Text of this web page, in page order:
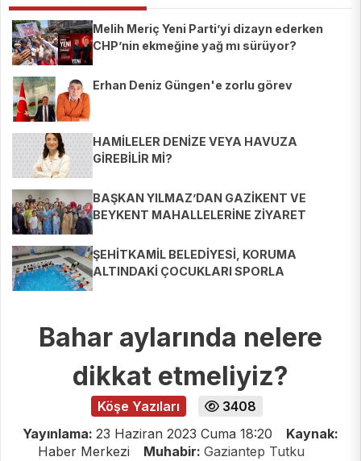
Melih Meriç Yeni Parti’yi dizayn ederken
CHP’nin ekmeğine yağ mı sürüyor?
Erhan Deniz Güngen'e zorlu görev
HAMİLELER DENİZE VEYA HAVUZA
GİREBİLİR Mİ?
BAŞKAN YILMAZ’DAN GAZİKENT VE
BEYKENT MAHALLELERİNE ZİYARET
ŞEHİTKAMİL BELEDİYESİ, KORUMA
ALTINDAKİ ÇOCUKLARI SPORLA
Bahar aylarında nelere
dikkat etmeliyiz?
Köşe Yazıları
3408
Yayınlama: 23 Haziran 2023 Cuma 18:20
Kaynak:
Haber Merkezi
Muhabir: Gaziantep Tutku